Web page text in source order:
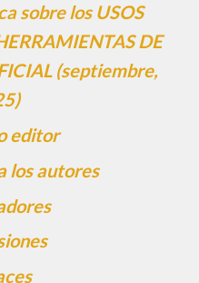
sobre los USOS
DE
(septiembre,
editor
los autores